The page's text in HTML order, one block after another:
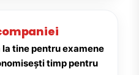
la tine pentru examene
timp pentru